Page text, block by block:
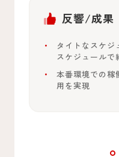
反響/成果
タイトなスケ
スケジュールで
本番環境での稼
用を実現